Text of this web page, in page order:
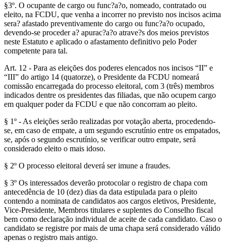
§3º. O ocupante de cargo ou func?a?o, nomeado, contratado ou
eleito, na FCDU, que venha a incorrer no previsto nos incisos acima
sera? afastado preventivamente do cargo ou func?a?o ocupado,
devendo-se proceder a? apurac?a?o atrave?s dos meios previstos
neste Estatuto e aplicado o afastamento definitivo pelo Poder
competente para tal.
Art. 12 - Para as eleições dos poderes elencados nos incisos “II” e
“III” do artigo 14 (quatorze), o Presidente da FCDU nomeará
comissão encarregada do processo eleitoral, com 3 (três) membros
indicados dentre os presidentes das filiadas, que não ocupem cargo
em qualquer poder da FCDU e que não concorram ao pleito.
§ 1º - As eleições serão realizadas por votação aberta, procedendo-
se, em caso de empate, a um segundo escrutínio entre os empatados,
se, após o segundo escrutínio, se verificar outro empate, será
considerado eleito o mais idoso.
§ 2º O processo eleitoral deverá ser imune a fraudes.
§ 3º Os interessados deverão protocolar o registro de chapa com
antecedência de 10 (dez) dias da data estipulada para o pleito
contendo a nominata de candidatos aos cargos eletivos, Presidente,
Vice-Presidente, Membros titulares e suplentes do Conselho fiscal
bem como declaração individual de aceite de cada candidato. Caso o
candidato se registre por mais de uma chapa será considerado válido
apenas o registro mais antigo.